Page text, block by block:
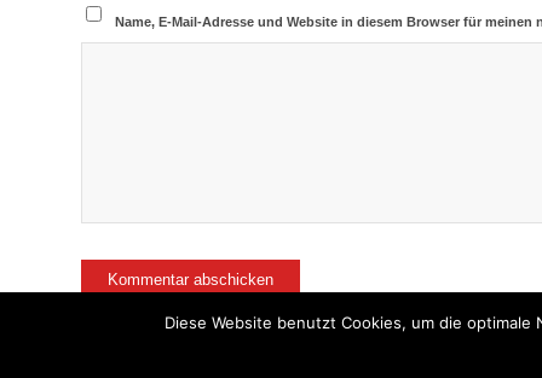
Name, E-Mail-Adresse und Website in diesem Browser für meinen
Diese Website benutzt Cookies, um die